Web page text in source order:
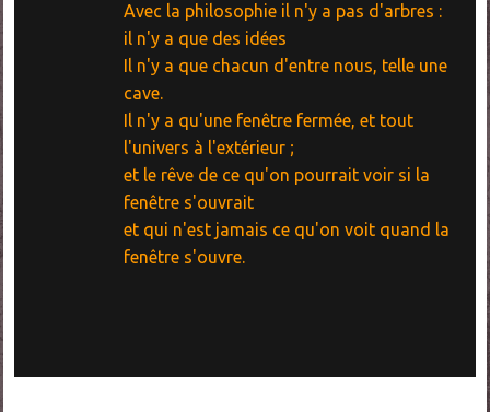
Avec la philosophie il n'y a pas d'arbres :
il n'y a que des idées
Il n'y a que chacun d'entre nous, telle une
cave.
Il n'y a qu'une fenêtre fermée, et tout
l'univers à l'extérieur ;
et le rêve de ce qu'on pourrait voir si la
fenêtre s'ouvrait
et qui n'est jamais ce qu'on voit quand la
fenêtre s'ouvre.